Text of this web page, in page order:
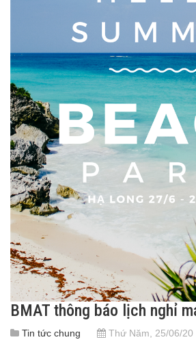
BMAT thông báo lịch nghỉ
Tin tức chung Thứ Năm, 25/06/20